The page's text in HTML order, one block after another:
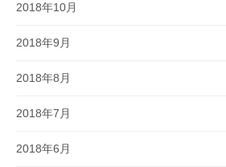
2018年10月
2018年9月
2018年8月
2018年7月
2018年6月